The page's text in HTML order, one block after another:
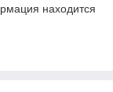
находится